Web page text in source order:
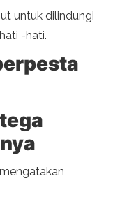
untuk dilindungi
-hati.